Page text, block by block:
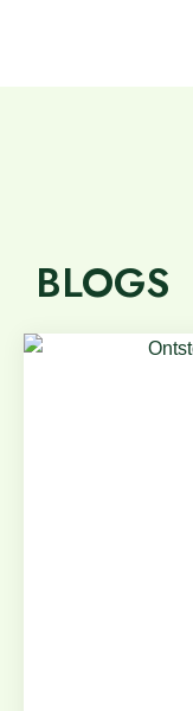
BLOGS